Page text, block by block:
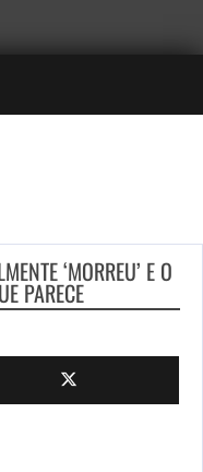
‘MORREU’ E O
PARECE